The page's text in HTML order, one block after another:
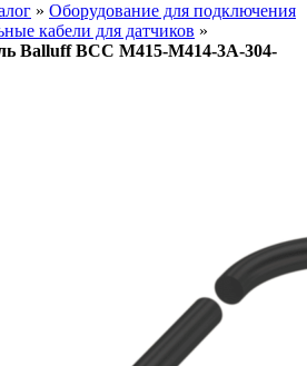
» Оборудование для подключения
кабели для датчиков »
Balluff BCC M415-M414-3A-304-